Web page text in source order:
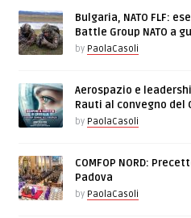
Bulgaria, NATO FLF:
Battle Group NATO a
by PaolaCasoli
Aerospazio e
Rauti al convegno del
by PaolaCasoli
COMFOP NORD:
Padova
by PaolaCasoli